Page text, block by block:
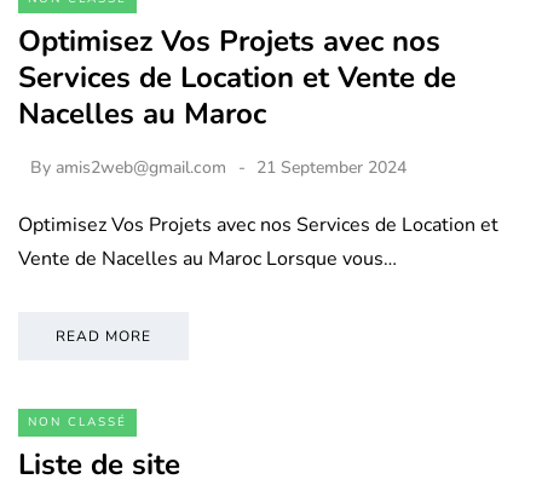
Optimisez Vos Projets avec nos
Services de Location et Vente de
Nacelles au Maroc
By amis2web@gmail.com 21 September 2024
Optimisez Vos Projets avec nos Services de Location et
Vente de Nacelles au Maroc Lorsque vous…
READ MORE
NON CLASSÉ
Liste de site